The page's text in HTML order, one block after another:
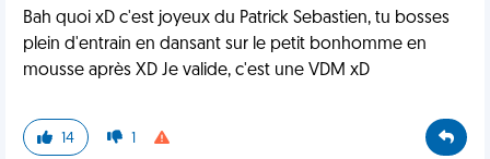
Bah quoi xD c'est joyeux du Patrick Sebastien, tu bosses
plein d'entrain en dansant sur le petit bonhomme en
mousse après XD Je valide, c'est une VDM xD
14 1